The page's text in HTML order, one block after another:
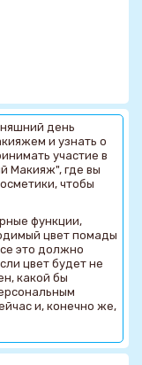
день
и узнать о
участие в
Макияж", где вы
чтобы
функции,
цвет помады
это должно
цвет будет не
какой бы
и, конечно же,